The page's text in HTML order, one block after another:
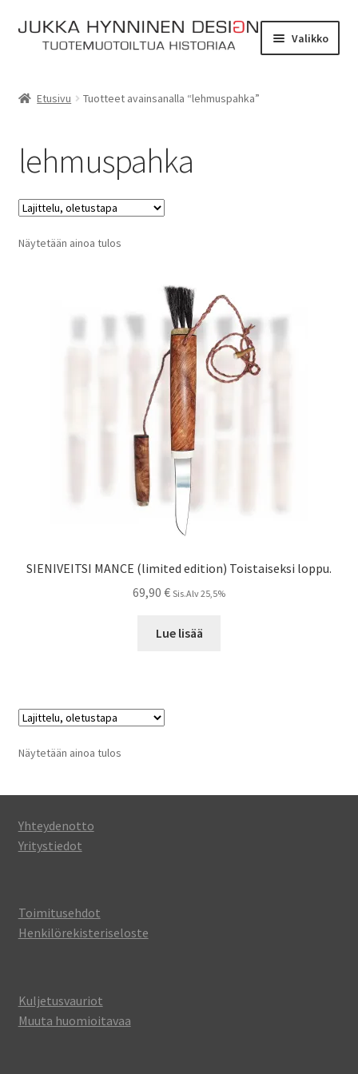
Siirry
navigointiin
Siirry
sisältöön
Valikko
Yhteydenotto
Myymälä
Verkkokauppa
Etusivu Tuotteet avainsanalla “lehmuspahka”
lehmuspahka
Näytetään ainoa tulos
SIENIVEITSI MANCE (limited edition) Toistaiseksi loppu.
69,90 € Sis.Alv 25,5%
Lue lisää
Näytetään ainoa tulos
Yhteydenotto
Yritystiedot
Toimitusehdot
Henkilörekisteriseloste
Kuljetusvauriot
Muuta huomioitavaa